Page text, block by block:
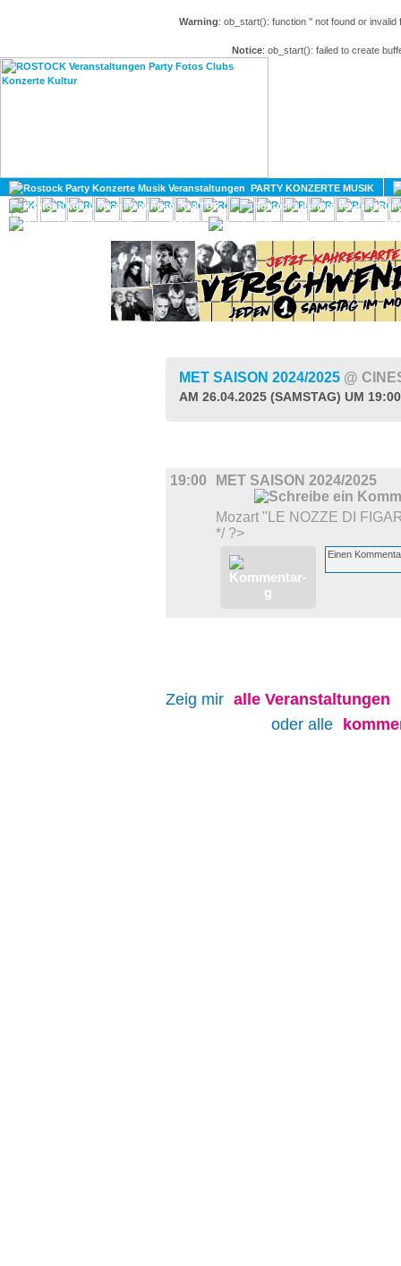
Warning: ob_start(): function '' not found or
Notice: ob_start(): failed to create
PARTY KONZERTE MUSIK
KULTUR
GAY
MET SAISON 2024/2025 @
AM 26.04.2025 (SAMSTAG) UM
19:00 MET SAISON 2024/2025
Mozart "LE NOZZE DI
*/ ?>
Zeig mir alle Veranstaltungen
oder alle